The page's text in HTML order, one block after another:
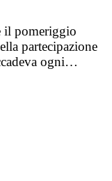
il pomeriggio
partecipazione
ogni…